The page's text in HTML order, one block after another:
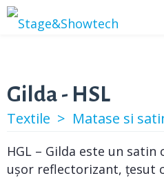
Gilda - HSL
Textile > Matase si
HGL – Gilda este un
ușor reflectorizant, țesut